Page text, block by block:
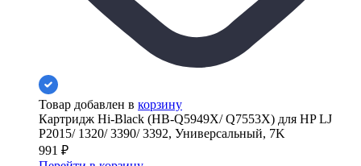
Товар добавлен в корзину
Картридж Hi-Black (HB-Q5949X/ Q7553X) для HP LJ
P2015/ 1320/ 3390/ 3392, Универсальный, 7K
991 ₽